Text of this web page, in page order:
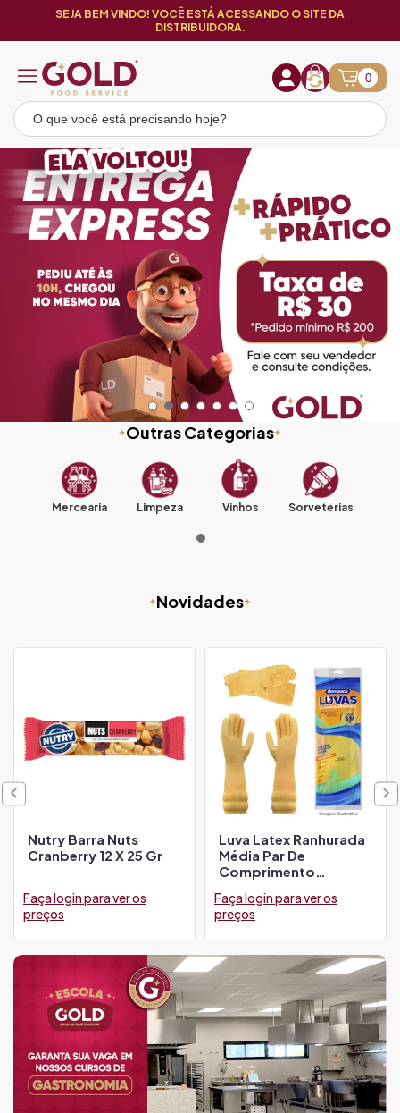
SEJA BEM VINDO! VOCÊ ESTÁ ACESSANDO O SITE DA
DISTRIBUIDORA.
0
Loja Gold Food Service
Outras Categorias
Mercearia Limpeza Vinhos Sorveterias
Novidades
Nutry Barra Nuts
Cranberry 12 X 25 Gr
Faça login para ver os
preços
Luva Latex Ranhurada
Média Par De
Comprimento
Faça login para ver os
preços